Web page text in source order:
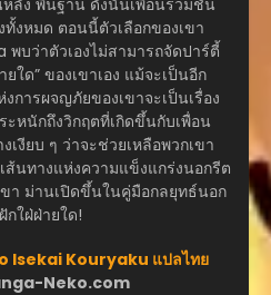
ทั้งหมด ตอนนี้ตัวเลือกของเขา
พบว่าตัวเองไม่สามารถจัดปาร์ตี้
ใด” ของเขาเอง แม้จะเป็นอีก
การผจญภัยของเขาจะเป็นเรื่อง
หนักถึงวิกฤตที่เกิดขึ้นกับเพื่อน
งียบ ๆ ว่าจะช่วยเหลือพวกเขา
ส้นทางแห่งความแข็งแกร่งนอกรีต
า ม่านเปิดขึ้นในคู่มือกลยุทธ์นอก
ใฝ่ฝ่ายใด!
Isekai Kouryaku แปลไทย
Neko.com